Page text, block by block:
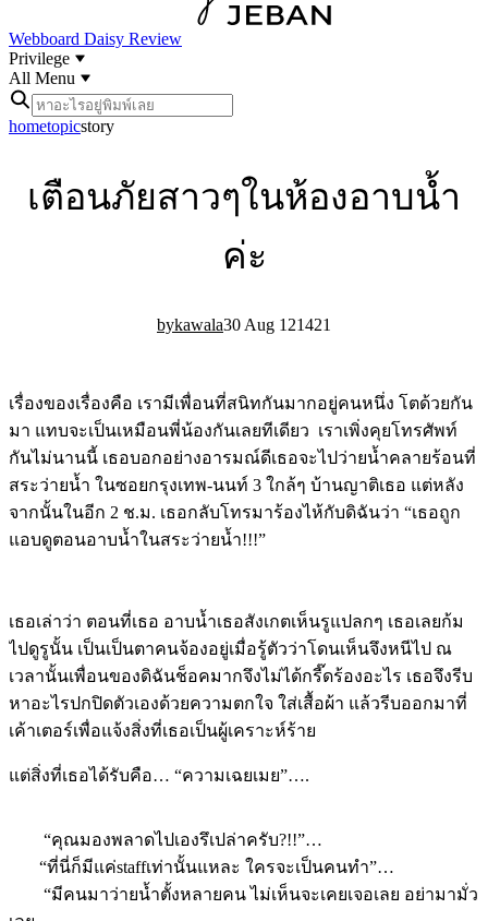
Webboard Daisy Review
Privilege
All Menu
hometopicstory
เตือนภัยสาวๆในห้องอาบน้ำ
ค่ะ
kawala30 Aug 121421
เรื่องของเรื่องคือ เรามีเพื่อนที่สนิทกันมากอยู่คนหนึ่ง โตด้วยกัน
มา แทบจะเป็นเหมือนพี่น้องกันเลยทีเดียว เราเพิ่งคุยโทรศัพท์
กันไม่นานนี้ เธอบอกอย่างอารมณ์ดีเธอจะไปว่ายน้ำคลายร้อนที่
สระว่ายน้ำ ในซอยกรุงเทพ-นนท์ 3 ใกล้ๆ บ้านญาติเธอ แต่หลัง
จากนั้นในอีก 2 ช.ม. เธอกลับโทรมาร้องไห้กับดิฉันว่า “เธอถูก
แอบดูตอนอาบน้ำในสระว่ายน้ำ!!!”
เธอเล่าว่า ตอนที่เธอ อาบน้ำเธอสังเกตเห็นรูแปลกๆ เธอเลยก้ม
ไปดูรูนั้น เป็นเป็นตาคนจ้องอยู่เมื่อรู้ตัวว่าโดนเห็นจึงหนีไป ณ
เวลานั้นเพื่อนของดิฉันช็อคมากจึงไม่ได้กรี๊ดร้องอะไร เธอจึงรีบ
หาอะไรปกปิดตัวเองด้วยความตกใจ ใส่เสื้อผ้า แล้วรีบออกมาที่
เค้าเตอร์เพื่อแจ้งสิ่งที่เธอเป็นผู้เคราะห์ร้าย
แต่สิ่งที่เธอได้รับคือ… “ความเฉยเมย”….
“คุณมองพลาดไปเองรึเปล่าครับ?!!”…
“ที่นี่ก็มีแค่staffเท่านั้นแหละ ใครจะเป็นคนทำ”…
“มีคนมาว่ายน้ำตั้งหลายคน ไม่เห็นจะเคยเจอเลย อย่ามามั่ว